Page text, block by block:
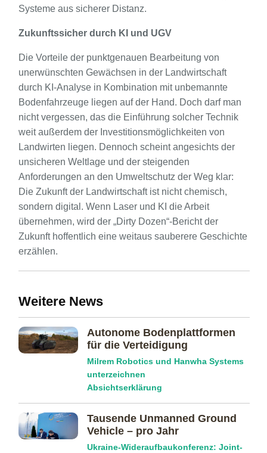
Systeme aus sicherer Distanz.
Zukunftssicher durch KI und UGV
Die Vorteile der punktgenauen Bearbeitung von
unerwünschten Gewächsen in der Landwirtschaft
durch KI-Analyse in Kombination mit unbemannte
Bodenfahrzeuge liegen auf der Hand. Doch darf man
nicht vergessen, das die Einführung solcher Technik
weit außerdem der Investitionsmöglichkeiten von
Landwirten liegen. Dennoch scheint angesichts der
unsicheren Weltlage und der steigenden
Anforderungen an den Umweltschutz der Weg klar:
Die Zukunft der Landwirtschaft ist nicht chemisch,
sondern digital. Wenn Laser und KI die Arbeit
übernehmen, wird der „Dirty Dozen“-Bericht der
Zukunft hoffentlich eine weitaus sauberere Geschichte
erzählen.
Weitere News
Autonome Bodenplattformen
für die Verteidigung
Milrem Robotics und Hanwha Systems
unterzeichnen
Absichtserklärung
Tausende Unmanned Ground
Vehicle – pro Jahr
Ukraine-Wideraufbaukonferenz: Joint-